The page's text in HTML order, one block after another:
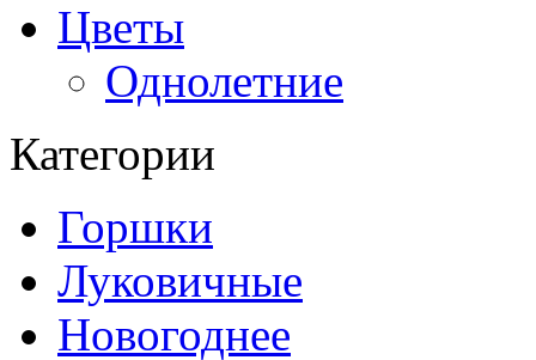
Цветы
Однолетние
Категории
Горшки
Луковичные
Новогоднее